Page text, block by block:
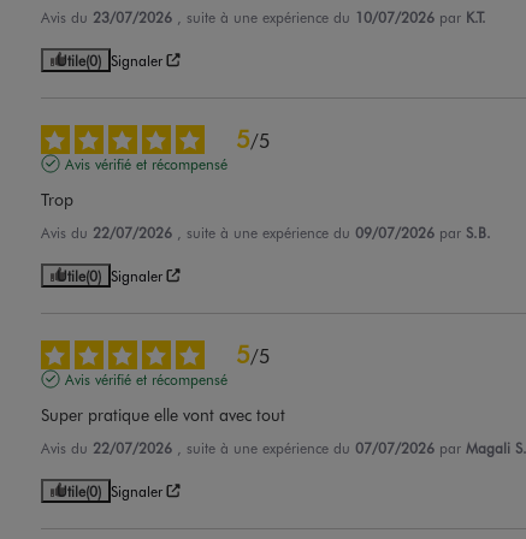
Avis du 23/07/2026 , suite à une expérience du 10/07/2026 par K.T.
Utile(0) Signaler
5/5
Avis vérifié et récompensé
Trop
Avis du 22/07/2026 , suite à une expérience du 09/07/2026 par S.B.
Utile(0) Signaler
5/5
Avis vérifié et récompensé
Super pratique elle vont avec tout
Avis du 22/07/2026 , suite à une expérience du 07/07/2026 par Magali S.
Utile(0) Signaler